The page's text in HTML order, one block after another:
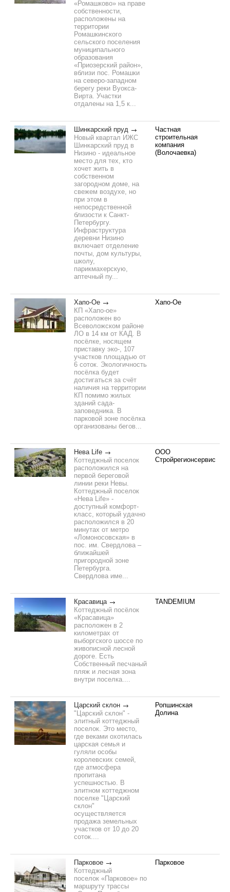
«Ромашково» на праве
собственности,
расположены на
территории
Ромашкинского
сельского поселения
муниципального
образования
«Приозерский район»,
вблизи пос. Ромашки
на северо-западном
берегу реки Вуокса-
Вирта. Участки
отдалены на 1,5 к...
Шинкарский пруд
Новый квартал ИЖС
Шинкарский пруд в
Низино - идеальное
место для тех, кто
хочет жить в
собственном
загородном доме, на
свежем воздухе, но
при этом в
непосредственной
близости к Санкт-
Петербургу.
Инфраструктура
деревни Низино
включает отделение
почты, дом культуры,
школу,
парикмахерскую,
аптечный пу...
Частная
строительная
компания
(Волочаевка)
Хапо-Ое
КП «Хапо-ое»
расположен во
Всеволожском районе
ЛО в 14 км от КАД. В
посёлке, носящем
приставку эко-, 107
участков площадью от
6 соток. Экологичность
посёлка будет
достигаться за счёт
наличия на территории
КП помимо жилых
зданий сада-
заповедника. В
парковой зоне посёлка
организованы бегов...
Хапо-Ое
Нева Life
Коттеджный поселок
расположился на
первой береговой
линии реки Невы.
Коттеджный поселок
«Нева Life» -
доступный комфорт-
класс, который удачно
расположился в 20
минутах от метро
«Ломоносовская» в
пос. им. Свердлова –
ближайшей
пригородной зоне
Петербурга.
Свердлова име...
ООО
Стройрегионсервис
Красавица
Коттеджный посёлок
«Красавица»
расположен в 2
километрах от
выборгского шоссе по
живописной лесной
дороге. Есть
Собственный песчаный
пляж и лесная зона
внутри поселка....
TANDEMIUM
Царский склон
"Царский склон" -
элитный коттеджный
поселок. Это место,
где веками охотилась
царская семья и
гуляли особы
королевских семей,
где атмосфера
пропитана
успешностью. В
элитном коттеджном
поселке "Царский
склон"
осуществляется
продажа земельных
участков от 10 до 20
соток....
Ропшинская
Долина
Парковое
Коттеджный
поселок «Парковое» по
маршруту трассы
Парковое